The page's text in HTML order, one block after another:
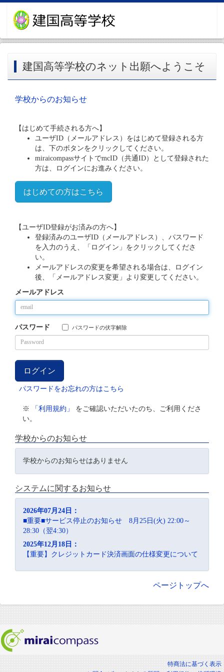
建国高等学校のネット出願へようこそ
学校からのお知らせ
【はじめて手続される方へ】
ユーザID（メールアドレス）をはじめて登録される方
は、下のボタンをクリックしてください。
miraicompassサイトでmcID（共通ID）として登録された
方は、ログインにお進みください。
はじめての方はこちら
【ユーザID登録がお済みの方へ】
登録済みのユーザID（メールアドレス）、パスワード
を入力のうえ、「ログイン」をクリックしてくださ
い。
メールアドレスの変更を希望される場合は、ログイン
後、「メールアドレス変更」より変更してください。
メールアドレス
パスワード パスワードの伏字解除
パスワードをお忘れの方はこちら
※ 「利用規約」
をご確認いただいたのち、ご利用くださ
い。
学校からのお知らせ
学校からのお知らせはありません
システムに関するお知らせ
2026年07月24日：
■重要■サービス停止のお知らせ 8月25日(火) 22:00～
28:30（翌4:30）
2025年12月18日：
【重要】クレジットカード決済画面の仕様変更について
ページトップへ
特商法に基づく表示